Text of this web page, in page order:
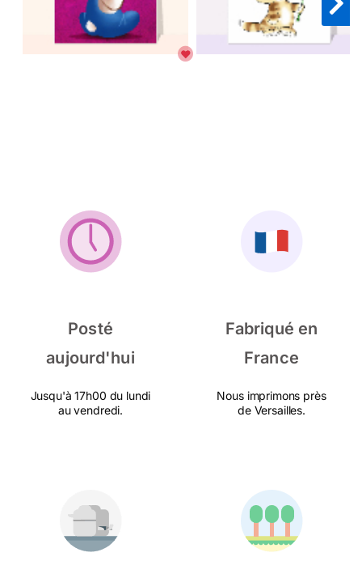
Posté
aujourd'hui
Jusqu'à 17h00 du lundi
au vendredi.
Fabriqué en
France
Nous imprimons près
de Versailles.